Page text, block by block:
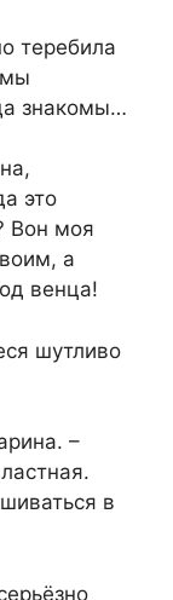
теребила
знакомы…
это
Вон моя
а
венца!
шутливо
–
в